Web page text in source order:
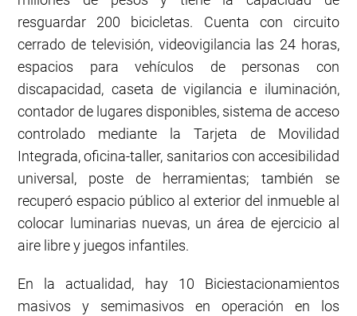
resguardar 200 bicicletas. Cuenta con circuito
cerrado de televisión, videovigilancia las 24 horas,
espacios para vehículos de personas con
discapacidad, caseta de vigilancia e iluminación,
contador de lugares disponibles, sistema de acceso
controlado mediante la Tarjeta de Movilidad
Integrada, oficina-taller, sanitarios con accesibilidad
universal, poste de herramientas; también se
recuperó espacio público al exterior del inmueble al
colocar luminarias nuevas, un área de ejercicio al
aire libre y juegos infantiles.
En la actualidad, hay 10 Biciestacionamientos
masivos y semimasivos en operación en los